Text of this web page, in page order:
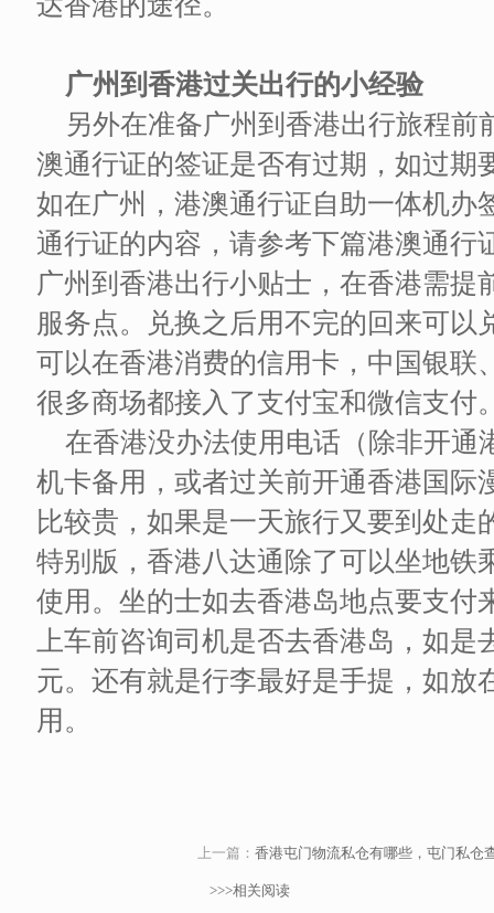
广州到香港过关出行的小经验
另外在准备广州到香港出行旅程
澳通行证的签证是否有过期，如过期
如在广州，港澳通行证自助一体机办
通行证的内容，请参考下篇港澳通行
广州到香港出行小贴士，在香港需提
服务点。兑换之后用不完的回来可以
可以在香港消费的信用卡，中国银联
很多商场都接入了支付宝和微信支付
在香港没办法使用电话（除非开通
机卡备用，或者过关前开通香港国际
比较贵，如果是一天旅行又要到处
特别版，香港八达通除了可以坐地铁
使用。坐的士如去香港岛地点要支付
上车前咨询司机是否去香港岛，如
元。还有就是行李最好是手提，如放
用。
上一篇： 香港屯门物流私仓有哪些，屯门私仓
>>>相关阅读